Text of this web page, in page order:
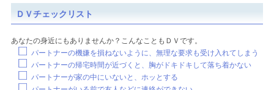
ＤＶチェックリスト
あなたの身近にもありませんか？こんなこともＤＶです。
パートナーの機嫌を損ねないように、無理な要求も受け入れてしまう
パートナーの帰宅時間が近づくと、胸がドキドキして落ち着かない
パートナーが家の中にいないと、ホッとする